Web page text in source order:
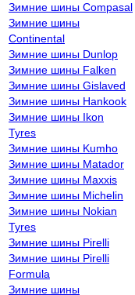
Зимние шины Compasal
Зимние шины
Continental
Зимние шины Dunlop
Зимние шины Falken
Зимние шины Gislaved
Зимние шины Hankook
Зимние шины Ikon
Tyres
Зимние шины Kumho
Зимние шины Matador
Зимние шины Maxxis
Зимние шины Michelin
Зимние шины Nokian
Tyres
Зимние шины Pirelli
Зимние шины Pirelli
Formula
Зимние шины